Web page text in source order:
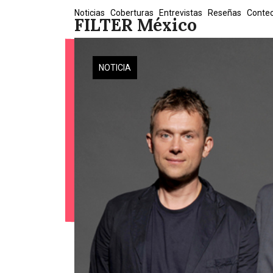
FILTER México
Noticias Coberturas Entrevistas Reseñas
NOTICIA